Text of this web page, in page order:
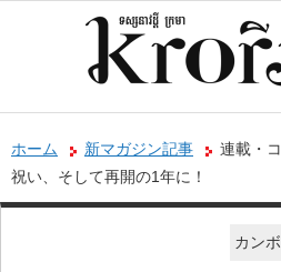
ホーム 新マガジン記事
連載・
祝い、そして再開の1年に！
カン